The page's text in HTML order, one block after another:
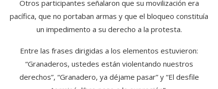
Otros participantes señalaron que su movilización era
pacífica, que no portaban armas y que el bloqueo constituía
un impedimento a su derecho a la protesta.
Entre las frases dirigidas a los elementos estuvieron:
“Granaderos, ustedes están violentando nuestros
derechos”, “Granadero, ya déjame pasar” y “El desfile